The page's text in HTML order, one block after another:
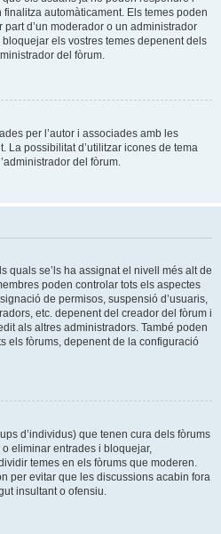
automàticament. Els temes poden
d’un moderador o un administrador
els vostres temes depenent dels
del fòrum.
per l’autor i associades amb les
La possibilitat d’utilitzar icones de tema
del fòrum.
quals se’ls ha assignat el nivell més alt de
poden controlar tots els aspectes
de permisos, suspensió d’usuaris,
etc. depenent del creador del fòrum i
als altres administradors. També poden
els fòrums, depenent de la configuració
d’individus) que tenen cura dels fòrums
eliminar entrades i bloquejar,
temes en els fòrums que moderen.
per evitar que les discussions acabin fora
insultant o ofensiu.